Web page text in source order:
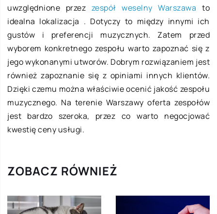
uwzględnione przez zespół weselny Warszawa to
idealna lokalizacja . Dotyczy to między innymi ich
gustów i preferencji muzycznych. Zatem przed
wyborem konkretnego zespołu warto zapoznać się z
jego wykonanymi utworów. Dobrym rozwiązaniem jest
również zapoznanie się z opiniami innych klientów.
Dzięki czemu można właściwie ocenić jakość zespołu
muzycznego. Na terenie Warszawy oferta zespołów
jest bardzo szeroka, przez co warto negocjować
kwestię ceny usługi.
ZOBACZ RÓWNIEŻ